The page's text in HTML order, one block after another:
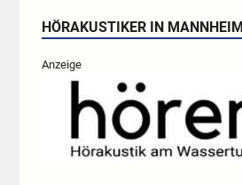
HÖRAKUSTIKER IN MANNHEIM
Anzeige